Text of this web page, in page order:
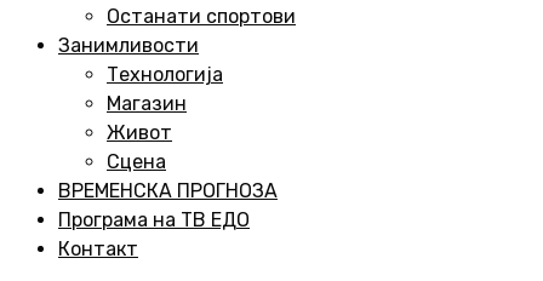
Останати спортови
Занимливости
Технологија
Магазин
Живот
Сцена
ВРЕМЕНСКА ПРОГНОЗА
Програма на ТВ ЕДО
Контакт